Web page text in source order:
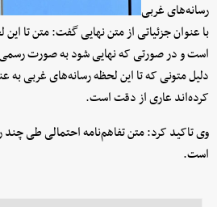
رسانه‌های غربی
با عنوان جزئیاتی از متن نهایی گفت: متن تا
است و در صورتی که نهایی شود به صورت
دلیل متونی که تا این لحظه رسانه‌های غربی به
کرده‌اند عاری از دقت است.
وی تاکید کرد: متن تفاهم‌نامه احتمالی طی چند
است.